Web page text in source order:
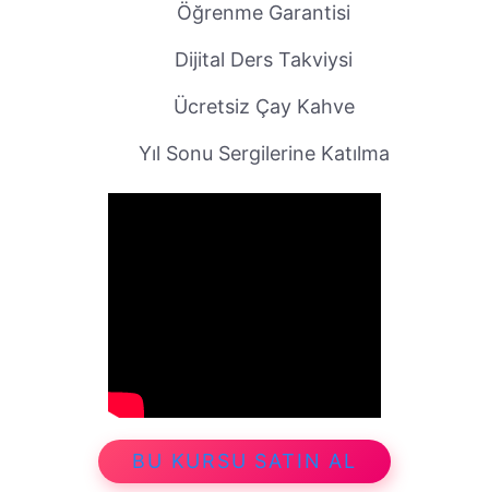
Öğrenme Garantisi
Dijital Ders Takviysi
Ücretsiz Çay Kahve
Yıl Sonu Sergilerine Katılma
BU KURSU SATIN AL